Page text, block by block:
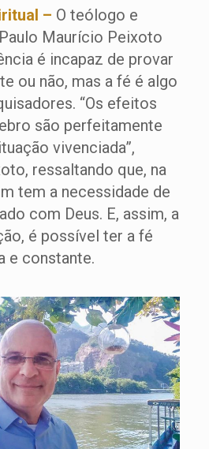
– O teólogo e
Maurício Peixoto
é incapaz de provar
ou não, mas a fé é algo
“Os efeitos
são perfeitamente
vivenciada”,
ressaltando que, na
tem a necessidade de
com Deus. E, assim, a
é possível ter a fé
e constante.